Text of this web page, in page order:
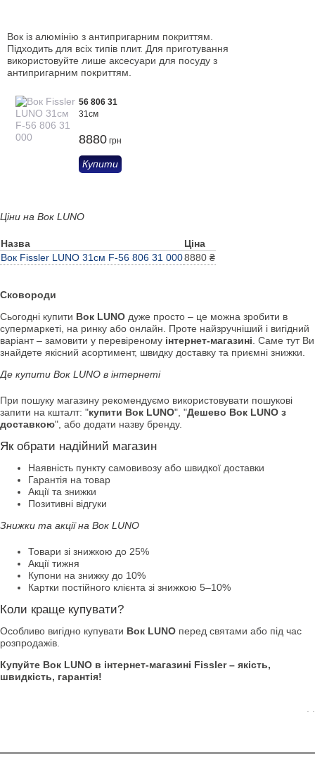
Вок із алюмінію з антипригарним покриттям.
Підходить для всіх типів плит. Для приготування
використовуйте лише аксесуари для посуду з
антипригарним покриттям.
56 806 31
31см
8880 грн
Купити
Ціни на Вок LUNO
Назва
Ціна
Вок Fissler LUNO 31см F-56 806 31 0008880 ₴
Сковороди
Сьогодні купити Вок LUNO дуже просто – це можна зробити в
супермаркеті, на ринку або онлайн. Проте найзручніший і вигідний
варіант – замовити у перевіреному інтернет-магазині . Саме тут Ви
знайдете якісний асортимент, швидку доставку та приємні знижки.
Де купити Вок LUNO в інтернеті
При пошуку магазину рекомендуємо використовувати пошукові
запити на кшталт: "купити Вок LUNO", "Дешево Вок LUNO з
доставкою", або додати назву бренду.
Як обрати надійний магазин
Наявність пункту самовивозу або швидкої доставки
Гарантія на товар
Акції та знижки
Позитивні відгуки
Знижки та акції на Вок LUNO
Товари зі знижкою до 25%
Акції тижня
Купони на знижку до 10%
Картки постійного клієнта зі знижкою 5–10%
Коли краще купувати?
Особливо вигідно купувати Вок LUNO перед святами або під час
розпродажів.
Купуйте Вок LUNO в інтернет-магазині Fissler – якість,
швидкість, гарантія!